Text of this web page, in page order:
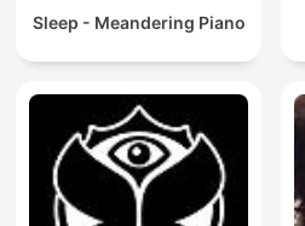
Sleep - Meandering Piano